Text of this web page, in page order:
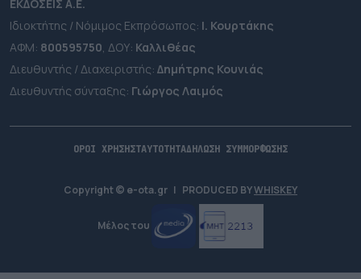
ΕΚΔΟΣΕΙΣ A.E.
Ιδιοκτήτης / Νόμιμος Εκπρόσωπος: Ι. Κουρτάκης
ΑΦΜ: 800595750, ΔΟΥ: Καλλιθέας
Διευθυντής / Διαχειριστής: Δημήτρης Κουνιάς
Διευθυντής σύνταξης: Γιώργος Λαιμός
ΟΡΟΙ ΧΡΗΣΗΣΤΑΥΤΟΤΗΤΑΔΗΛΩΣΗ ΣΥΜΜΟΡΦΩΣΗΣ
Copyright © e-ota.gr | PRODUCED BYWHISKEY
Μέλος του